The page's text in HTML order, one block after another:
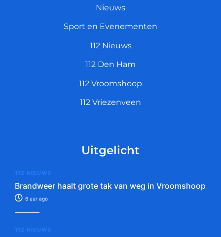
Nieuws
Sport en Evenementen
112 Nieuws
112 Den Ham
112 Vroomshoop
112 Vriezenveen
Uitgelicht
112 NIEUWS
Brandweer haalt grote tak van weg in Vroomshoop
6 uur ago
112 NIEUWS